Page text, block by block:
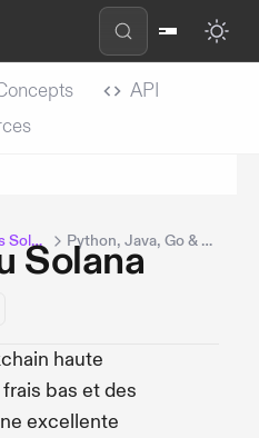
API
SDKs Solana Python, Java, Go & Plus
Solana
haute
bas et des
excellente